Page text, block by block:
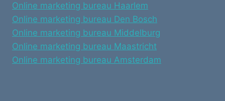
Online marketing bureau Haarlem
Online marketing bureau Den Bosch
Online marketing bureau Middelburg
Online marketing bureau Maastricht
Online marketing bureau Amsterdam